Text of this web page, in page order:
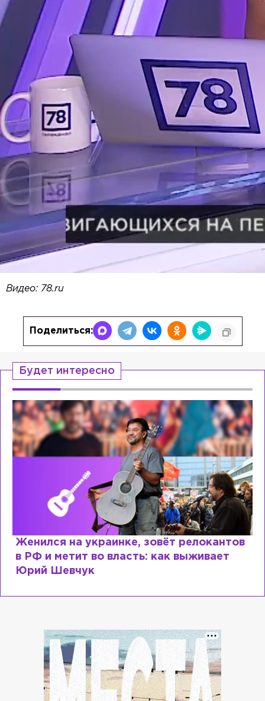
Видео: 78.ru
Поделиться:
Будет интересно
Женился на украинке, зовёт релокантов
в РФ и метит во власть: как выживает
Юрий Шевчук